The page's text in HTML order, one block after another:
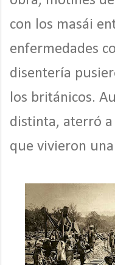
con los masái
enfermedades
disentería
los británicos.
distinta, aterró
que vivieron